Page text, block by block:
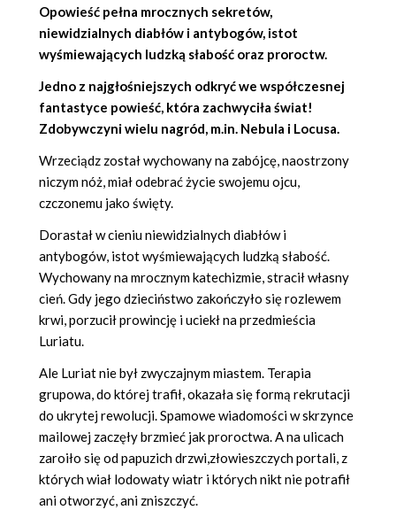
Opowieść pełna mrocznych sekretów,
niewidzialnych diabłów i antybogów, istot
wyśmiewających ludzką słabość oraz proroctw.
Jedno z najgłośniejszych odkryć we współczesnej
fantastyce powieść, która zachwyciła świat!
Zdobywczyni wielu nagród, m.in. Nebula i Locusa.
Wrzeciądz został wychowany na zabójcę, naostrzony
niczym nóż, miał odebrać życie swojemu ojcu,
czczonemu jako święty.
Dorastał w cieniu niewidzialnych diabłów i
antybogów, istot wyśmiewających ludzką słabość.
Wychowany na mrocznym katechizmie, stracił własny
cień. Gdy jego dzieciństwo zakończyło się rozlewem
krwi, porzucił prowincję i uciekł na przedmieścia
Luriatu.
Ale Luriat nie był zwyczajnym miastem. Terapia
grupowa, do której trafił, okazała się formą rekrutacji
do ukrytej rewolucji. Spamowe wiadomości w skrzynce
mailowej zaczęły brzmieć jak proroctwa. A na ulicach
zaroiło się od papuzich drzwi,złowieszczych portali, z
których wiał lodowaty wiatr i których nikt nie potrafił
ani otworzyć, ani zniszczyć.